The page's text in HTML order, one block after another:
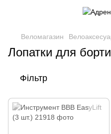
Веломагазин
Лопатки для
Фільтр